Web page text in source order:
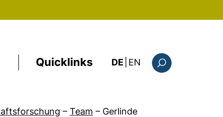
Quicklinks DE EN : this page in
– Team – Gerlinde